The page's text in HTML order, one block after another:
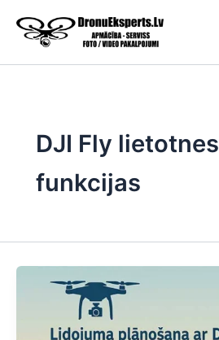
content
DJI Fly lietotnes
funkcijas